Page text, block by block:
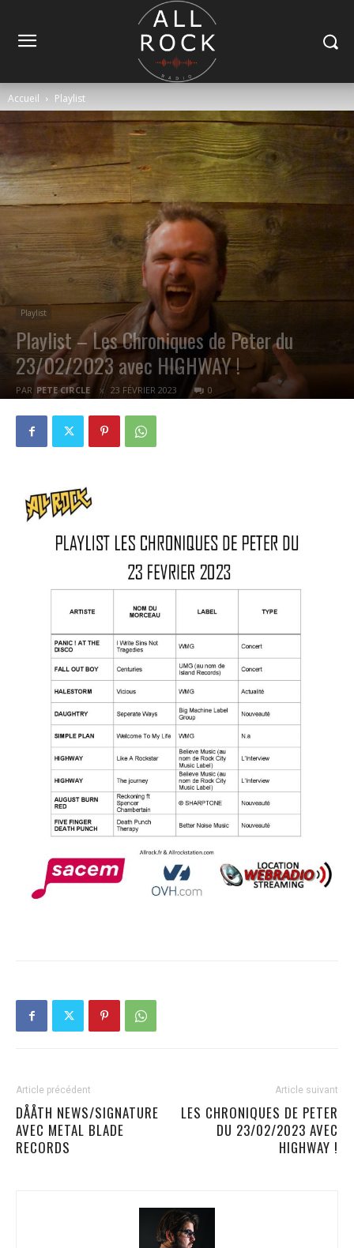
Accueil Playlist
Playlist
Playlist – Les Chroniques de Peter du
23/02/2023 avec HIGHWAY !
PAR PETE CIRCLE 23 FÉVRIER 2023 0
Article précédent
DÅÅTH NEWS/SIGNATURE
AVEC METAL BLADE
RECORDS
Article suivant
LES CHRONIQUES DE PETER
DU 23/02/2023 AVEC
HIGHWAY !